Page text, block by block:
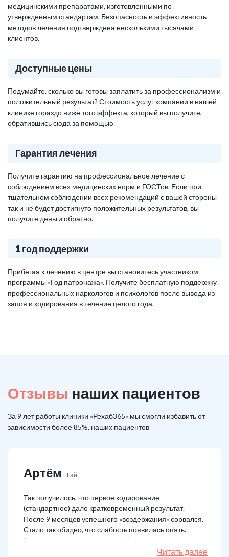
медицинскими препаратами, изготовленными по
утвержденным стандартам. Безопасность и эффективность
методов лечения подтверждена несколькими тысячами
клиентов.
Доступные цены
Подумайте, сколько вы готовы заплатить за профессионализм и
положительный результат? Стоимость услуг компании в нашей
клинике гораздо ниже того эффекта, который вы получите,
обратившись сюда за помощью.
Гарантия лечения
Получите гарантию на профессиональное лечение с
соблюдением всех медицинских норм и ГОСТов. Если при
тщательном соблюдении всех рекомендаций с вашей стороны
так и не будет достигнуто положительных результатов, вы
получите деньги обратно.
1 год поддержки
Прибегая к лечению в центре вы становитесь участником
программы «Год патронажа». Получите бесплатную поддержку
профессиональных наркологов и психологов после вывода из
запоя и кодирования в течение целого года.
Отзывы наших пациентов
За 9 лет работы клиники «Рехаб365» мы смогли избавить от
зависимости более 85%, наших пациентов
Артём Гай
Так получилось, что первое кодирование
(стандартное) дало кратковременный результат.
После 9 месяцев успешного «воздержания» сорвался.
Стало так обидно, что слабость появилась опять.
Решил не затягивать, и опять обратился в клинику.
Мне порекомендовали двойной блок. Согласился, и
Читать далее